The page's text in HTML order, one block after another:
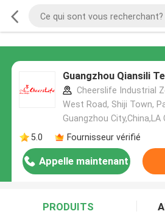
Guangzhou Qiansili
Cheerslife Industrial
West Road, Shiji Town,
Guangzhou City,China,LA
5.0
Fournisseur vérifié
Appelle maintenant
PRODUITS